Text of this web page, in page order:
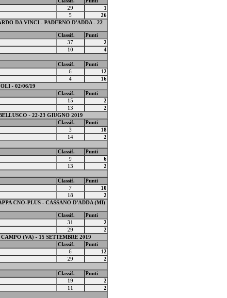
29
1
5
26
DA VINCI - PADERNO D'ADDA - 22
Classif.
Punti
37
2
10
4
Classif.
Punti
6
12
4
16
- 02/06/19
Classif.
Punti
15
2
13
2
- 22-23 GIUGNO 2019
Classif.
Punti
3
18
14
2
Classif.
Punti
9
6
13
2
Classif.
Punti
7
10
18
2
CNO-PLUS - CASSANO D'ADDA (MI)
Classif.
Punti
31
2
29
2
(VA) - 15 SETTEMBRE 2019
Classif.
Punti
6
12
29
2
Classif.
Punti
19
2
11 2